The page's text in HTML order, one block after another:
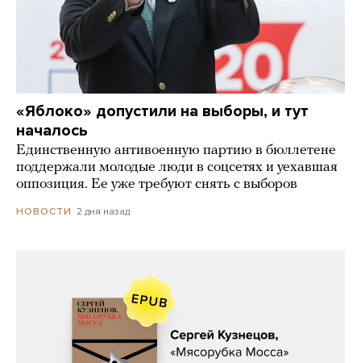
«Яблоко» допустили на выборы, и тут
началось
Единственную антивоенную партию в бюллетене
поддержали молодые люди в соцсетях и уехавшая
оппозиция. Ее уже требуют снять с выборов
НОВОСТИ 2 дня назад